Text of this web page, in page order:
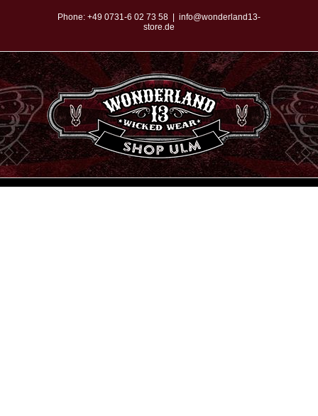
springen
Phone: +49 0731-6 02 73 58
info@wonderland13-
store.de